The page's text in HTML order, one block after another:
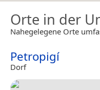
Orte in der
Nahegelegene Orte
Petropigí
Dorf